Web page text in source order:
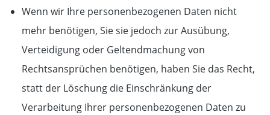
Wenn wir Ihre personenbezogenen Daten nicht
mehr benötigen, Sie sie jedoch zur Ausübung,
Verteidigung oder Geltendmachung von
Rechtsansprüchen benötigen, haben Sie das Recht,
statt der Löschung die Einschränkung der
Verarbeitung Ihrer personenbezogenen Daten zu